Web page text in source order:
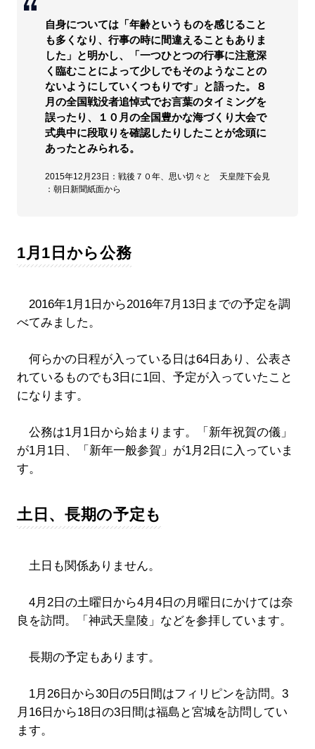
自身については「年齢というものを感じること
も多くなり、行事の時に間違えることもありま
した」と明かし、「一つひとつの行事に注意深
く臨むことによって少しでもそのようなことの
ないようにしていくつもりです」と語った。８
月の全国戦没者追悼式でお言葉のタイミングを
誤ったり、１０月の全国豊かな海づくり大会で
式典中に段取りを確認したりしたことが念頭に
あったとみられる。
2015年12月23日：戦後７０年、思い切々と 天皇陛下会見
：朝日新聞紙面から
1月1日から公務
2016年1月1日から2016年7月13日までの予定を調
べてみました。
何らかの日程が入っている日は64日あり、公表さ
れているものでも3日に1回、予定が入っていたこと
になります。
公務は1月1日から始まります。「新年祝賀の儀」
が1月1日、「新年一般参賀」が1月2日に入っていま
す。
土日、長期の予定も
土日も関係ありません。
4月2日の土曜日から4月4日の月曜日にかけては奈
良を訪問。「神武天皇陵」などを参拝しています。
長期の予定もあります。
1月26日から30日の5日間はフィリピンを訪問。3
月16日から18日の3日間は福島と宮城を訪問してい
ます。